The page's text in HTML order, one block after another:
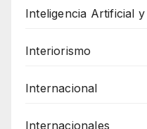
Inteligencia Artificial
Interiorismo
Internacional
Internacionales